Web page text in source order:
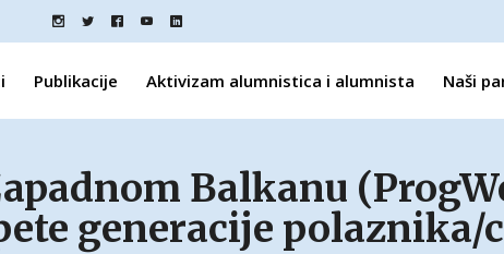
Publikacije Aktivizam alumnistica i alumnista Naši
Balkanu
generacije polaznika/